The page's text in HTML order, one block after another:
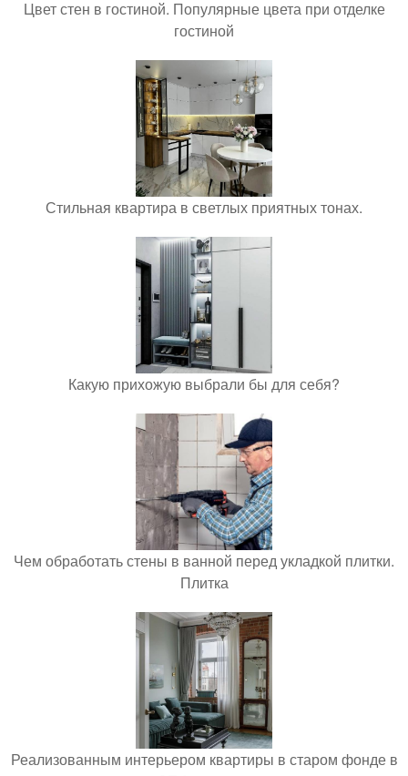
Цвет стен в гостиной. Популярные цвета при отделке
гостиной
Стильная квартира в светлых приятных тонах.
Какую прихожую выбрали бы для себя?
Чем обработать стены в ванной перед укладкой плитки.
Плитка
Реализованным интерьером квартиры в старом фонде в